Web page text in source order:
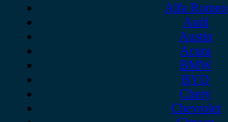
Alfa Romeo
Audi
Austin
Acura
BMW
BYD
Chery
Chevrolet